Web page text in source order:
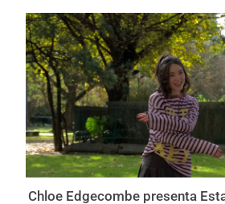
Chloe Edgecombe presenta